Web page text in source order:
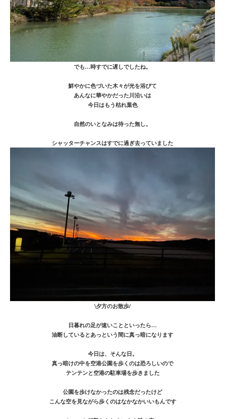
でも…時すでに遅しでしたね。
鮮やかに色づいた木々が光を浴びて
あんなに華やかだった川沿いは
今日はもう枯れ葉色
自然のいとなみは待った無し。
シャッターチャンスはすでに過ぎ去っていました
\夕方のお散歩/
日暮れの足が速いことといったら…
油断しているとあっという間に真っ暗になります
今日は、そんな日。
真っ暗けの中を空港公園を歩くのは恐ろしいので
テンテンと空港の駐車場を歩きました
公園を歩けなかったのは残念だったけど
こんな空を見ながら歩くのはなかなかいいもんです